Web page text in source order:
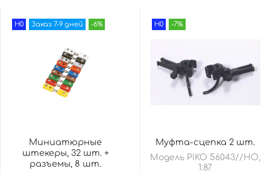
H0 Заказ 7-9 дней -6%
Миниатюрные
штекеры, 32 шт. +
разъемы, 8 шт.
H0 -7%
Муфта-сцепка 2 шт.
Модель PIKO 56043//HO,
1:87